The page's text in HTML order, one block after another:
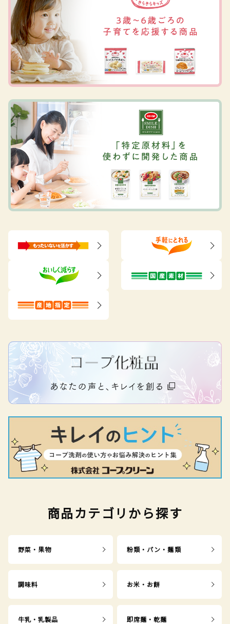
商品カテゴリから探す
野菜・果物 粉類・パン・麺類
調味料 お米・お餅
牛乳・乳製品 即席麺・乾麺